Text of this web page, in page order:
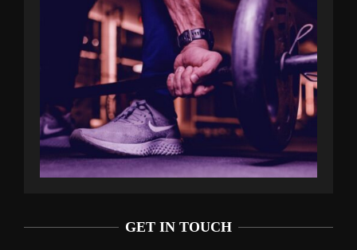
GET IN TOUCH